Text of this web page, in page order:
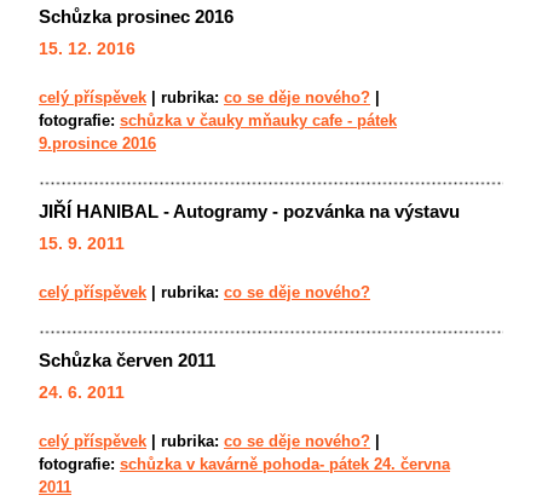
Schůzka prosinec 2016
15. 12. 2016
celý příspěvek rubrika: co se děje nového?
fotografie: schůzka v čauky mňauky cafe - pátek
9.prosince 2016
JIŘÍ HANIBAL - Autogramy - pozvánka na výstavu
15. 9. 2011
celý příspěvek rubrika: co se děje nového?
Schůzka červen 2011
24. 6. 2011
celý příspěvek rubrika: co se děje nového?
fotografie: schůzka v kavárně pohoda- pátek 24. června
2011